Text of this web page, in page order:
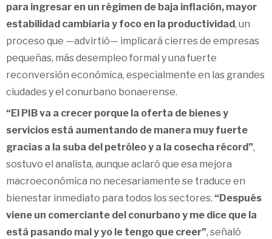
para ingresar en un régimen de baja inflación, mayor
estabilidad cambiaria y foco en la productividad, un
proceso que —advirtió— implicará cierres de empresas
pequeñas, más desempleo formal y una fuerte
reconversión económica, especialmente en las grandes
ciudades y el conurbano bonaerense.
“El PIB va a crecer porque la oferta de bienes y
servicios está aumentando de manera muy fuerte
gracias a la suba del petróleo y a la cosecha récord”,
sostuvo el analista, aunque aclaró que esa mejora
macroeconómica no necesariamente se traduce en
bienestar inmediato para todos los sectores. “Después
viene un comerciante del conurbano y me dice que la
está pasando mal y yo le tengo que creer”, señaló